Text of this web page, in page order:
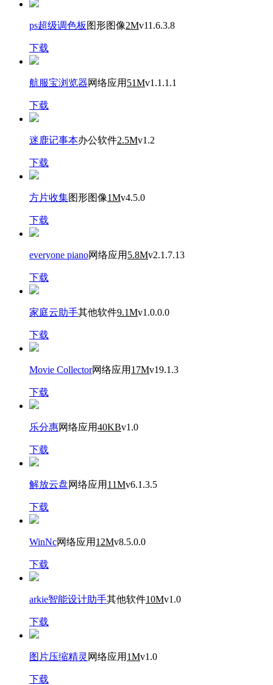
ps超级调色板 图形图像2Mv11.6.3.8
下载
航服宝浏览器网络应用 51Mv1.1.1.1
下载
迷鹿记事本办公软件2.5Mv1.2
下载
方片收集图形图像1Mv4.5.0
下载
everyone piano网络应用 5.8Mv2.1.7.13
下载
家庭云助手其他软件9.1Mv1.0.0.0
下载
Movie Collector网络应用 17Mv19.1.3
下载
乐分惠网络应用40KBv1.0
下载
解放云盘网络应用 11Mv6.1.3.5
下载
WinNc网络应用 12Mv8.5.0.0
下载
arkie智能设计助手其他软件10Mv1.0
下载
图片压缩精灵 网络应用 1Mv1.0
下载